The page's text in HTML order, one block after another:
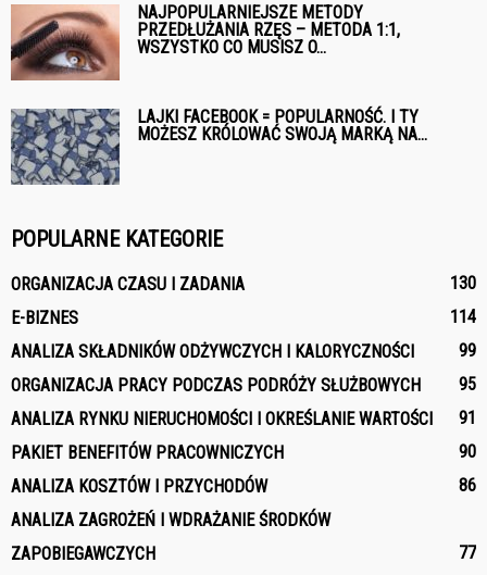
NAJPOPULARNIEJSZE METODY
PRZEDŁUŻANIA RZĘS – METODA 1:1,
WSZYSTKO CO MUSISZ O...
LAJKI FACEBOOK = POPULARNOŚĆ. I TY
MOŻESZ KRÓLOWAĆ SWOJĄ MARKĄ NA...
POPULARNE KATEGORIE
ORGANIZACJA CZASU I ZADANIA
130
E-BIZNES
114
ANALIZA SKŁADNIKÓW ODŻYWCZYCH I KALORYCZNOŚCI
99
ORGANIZACJA PRACY PODCZAS PODRÓŻY SŁUŻBOWYCH
95
ANALIZA RYNKU NIERUCHOMOŚCI I OKREŚLANIE WARTOŚCI
91
PAKIET BENEFITÓW PRACOWNICZYCH
90
ANALIZA KOSZTÓW I PRZYCHODÓW
86
ANALIZA ZAGROŻEŃ I WDRAŻANIE ŚRODKÓW
ZAPOBIEGAWCZYCH
77